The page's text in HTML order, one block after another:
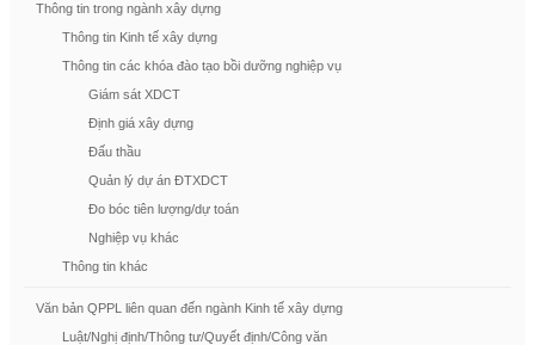
Thông tin trong ngành xây dựng
Thông tin Kinh tế xây dựng
Thông tin các khóa đào tạo bồi dưỡng nghiệp vụ
Giám sát XDCT
Định giá xây dựng
Đấu thầu
Quản lý dự án ĐTXDCT
Đo bóc tiên lượng/dự toán
Nghiệp vụ khác
Thông tin khác
Văn bản QPPL liên quan đến ngành Kinh tế xây dựng
Luật/Nghị định/Thông tư/Quyết định/Công văn